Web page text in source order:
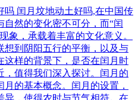
吗 闰月坟地动土好吗,在中国传
然的变化密不可分，而“闰
象，承载着丰富的文化意义。
想到阴阳五行的平衡，以及与
这样的背景下，是否在闰月时
，值得我们深入探讨。闰月的
的基本概念。闰月的设置，